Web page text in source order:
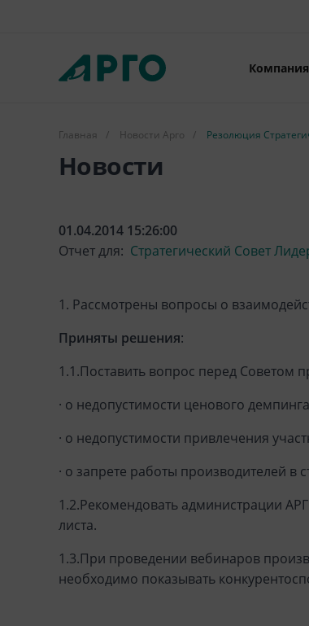
Компания
Главная / Новости Арго / Резолюция
Новости
01.04.2014 15:26:00
Отчет для: Стратегический Совет
1. Рассмотрены вопросы о
Приняты решения:
1.1.Поставить вопрос перед Советом
· о недопустимости ценового
· о недопустимости привлечения
· о запрете работы производителей в
1.2.Рекомендовать администрации
листа.
1.3.При проведении вебинаров
необходимо показывать